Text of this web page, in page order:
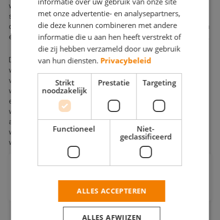
winter de voornaamste reden dat schilders in de winter het een
stuk rustiger hadden. Schilderen aan de buitenkant was tijdens
de winter eigenlijk geen optie. Tegenwoordig is dit anders en zijn
er meerdere opties om dit op een goede manier te kunnen doen.
Door het gebruik van de 4-seizoensverven kan een
winterschilder ook buitenschilderwerk aannemen. Omdat de
verf sneller droogt en goed tegen lage temperaturen en vochtig
weer kan, is de impact van het weer minder groot. Zelfs als er
extremere weersomstandigheden de kop op steken, kan de
winterschilder het buitenschilderwerk op de juiste manier
afdekken om dit beschermen. Eventuele regen of vrieskou
wordt zo opgevangen en het werk kan worden doorgezet als dit
weer is gepasseerd.
in Zeeland?
Ja, met 4-seizoensverf is buitenschilderwerk mogelijk tot
temperaturen rond 0°C. Het oppervlak moet wel droog zijn
met onze advertentie- en analysepartners,
die deze kunnen combineren met andere
informatie die u aan hen heeft verstrekt of
die zij hebben verzameld door uw gebruik
van hun diensten. Privacybeleid
Strikt
noodzakelijk
Prestatie Targeting
Functioneel
Niet-
geclassificeerd
ALLES ACCEPTEREN
ALLES AFWIJZEN